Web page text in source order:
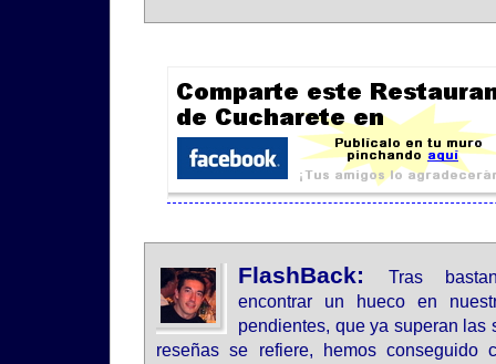
FlashBack:Tras
encontrar un hueco en
pendientes, que ya superan las
reseñas se refiere, hemos conseguido